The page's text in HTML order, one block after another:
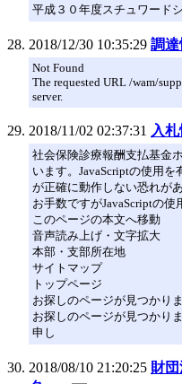
平成３０年度スチュワード
2018/12/30 10:35:29 調
Not Found
The requested URL /wam/
server.
2018/11/02 02:37:31 入
社会保険診療報酬支払基金
います。JavaScriptの使用
が正確に動作しない恐れがあ
お手数ですがJavaScriptの使
このページの本文へ移動
音声読み上げ・文字拡大
本部・支部所在地
サイトマップ
トップページ
お探しのページが見つかり
お探しのページが見つかり
申し
2018/08/10 21:20:25 財